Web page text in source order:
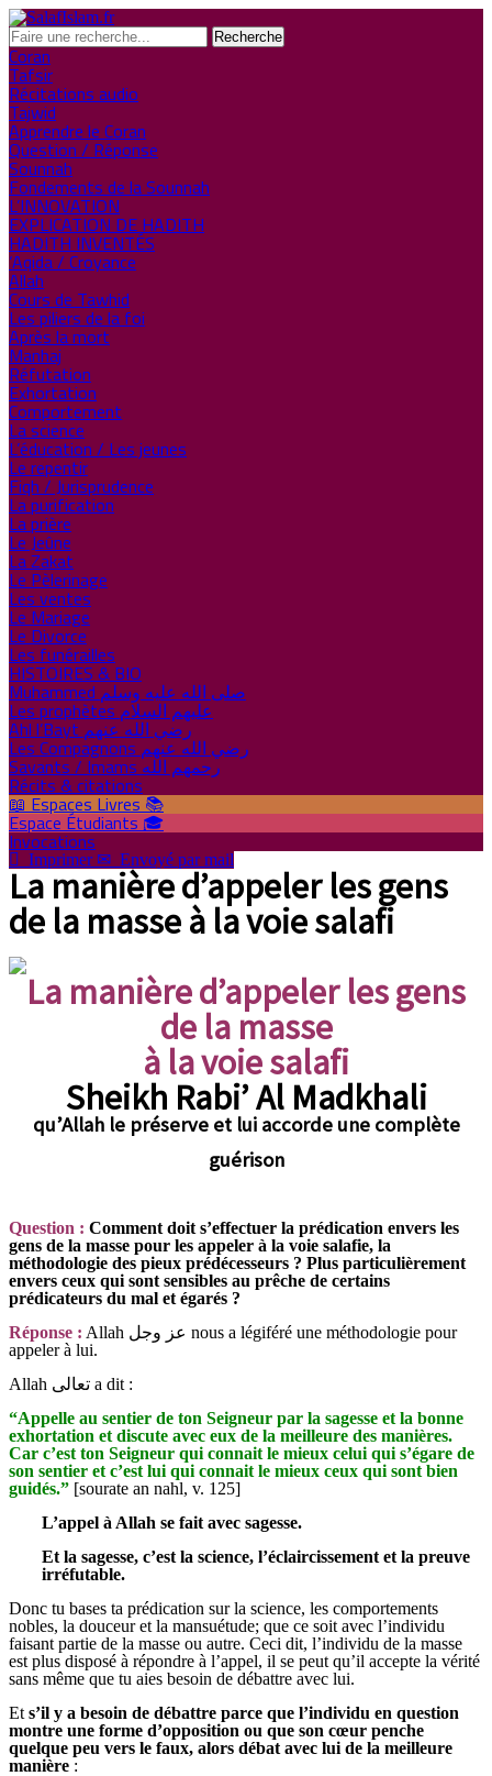
Coran
Tafsir
Récitations audio
Tajwid
Apprendre le Coran
Question / Réponse
Sounnah
Fondements de la Sounnah
L’INNOVATION
EXPLICATION DE HADITH
HADITH INVENTÉS
‘Aqida / Croyance
Allah
Cours de Tawhid
Les piliers de la foi
Après la mort
Manhaj
Réfutation
Exhortation
Comportement
La science
L’éducation / Les jeunes
Le repentir
Fiqh / Jurisprudence
La purification
La prière
Le Jeûne
La Zakat
Le Pèlerinage
Les ventes
Le Mariage
Le Divorce
Les funérailles
HISTOIRES & BIO
Muhammed صلى الله عليه وسلم
Les prophètes عليهم السلام
Ahl l’Bayt رضي الله عنهم
Les Compagnons رضي الله عنهم
Savants / Imams رحمهم الله
Récits & citations
📖 Espaces Livres 📚
Espace Étudiants 🎓
Invocations
 Imprimer ✉ Envoyé par mail
La manière d’appeler les gens
de la masse à la voie salafi
La manière d’appeler les gens
de la masse
à la voie salafi
Sheikh Rabi’ Al Madkhali
qu’Allah le préserve et lui accorde une complète
guérison
Question : Comment doit s’effectuer la prédication envers les
gens de la masse pour les appeler à la voie salafie, la
méthodologie des pieux prédécesseurs ? Plus particulièrement
envers ceux qui sont sensibles au prêche de certains
prédicateurs du mal et égarés ?
Réponse : Allah عز وجل nous a légiféré une méthodologie pour
appeler à lui.
Allah تعالى a dit :
“Appelle au sentier de ton Seigneur par la sagesse et la bonne
exhortation et discute avec eux de la meilleure des manières.
Car c’est ton Seigneur qui connait le mieux celui qui s’égare de
son sentier et c’est lui qui connait le mieux ceux qui sont bien
guidés.” [sourate an nahl, v. 125]
L’appel à Allah se fait avec sagesse.
Et la sagesse, c’est la science, l’éclaircissement et la preuve
irréfutable.
Donc tu bases ta prédication sur la science, les comportements
nobles, la douceur et la mansuétude; que ce soit avec l’individu
faisant partie de la masse ou autre. Ceci dit, l’individu de la masse
est plus disposé à répondre à l’appel, il se peut qu’il accepte la vérité
sans même que tu aies besoin de débattre avec lui.
Et s’il y a besoin de débattre parce que l’individu en question
montre une forme d’opposition ou que son cœur penche
quelque peu vers le faux, alors débat avec lui de la meilleure
manière :